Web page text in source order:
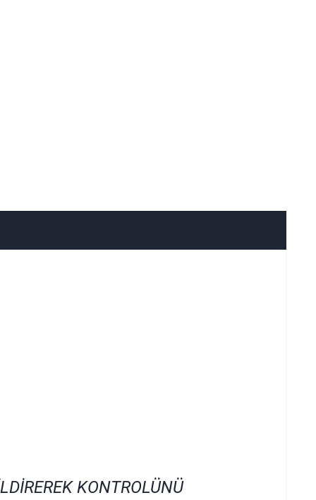
KONTROLÜNÜ